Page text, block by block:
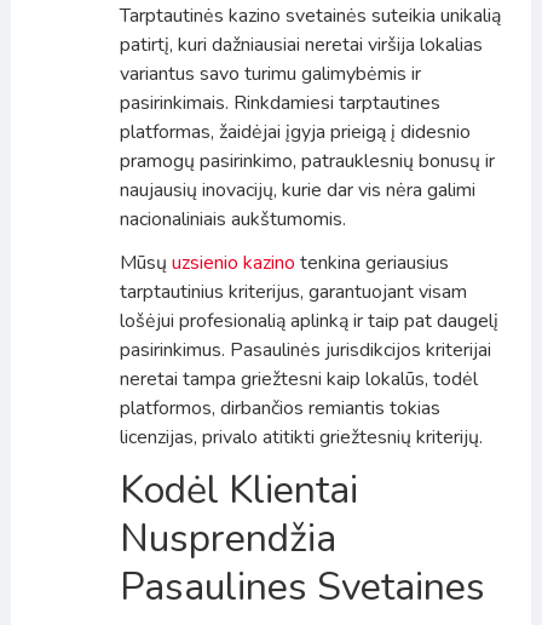
Tarptautinės kazino svetainės suteikia unikalią
patirtį, kuri dažniausiai neretai viršija lokalias
variantus savo turimu galimybėmis ir
pasirinkimais. Rinkdamiesi tarptautines
platformas, žaidėjai įgyja prieigą į didesnio
pramogų pasirinkimo, patrauklesnių bonusų ir
naujausių inovacijų, kurie dar vis nėra galimi
nacionaliniais aukštumomis.
Mūsų uzsienio kazino tenkina geriausius
tarptautinius kriterijus, garantuojant visam
lošėjui profesionalią aplinką ir taip pat daugelį
pasirinkimus. Pasaulinės jurisdikcijos kriterijai
neretai tampa griežtesni kaip lokalūs, todėl
platformos, dirbančios remiantis tokias
licenzijas, privalo atitikti griežtesnių kriterijų.
Kodėl Klientai
Nusprendžia
Pasaulines Svetaines